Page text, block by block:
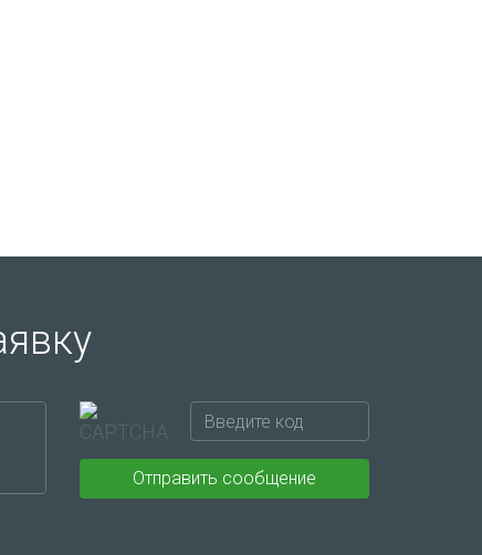
Отправить сообщение